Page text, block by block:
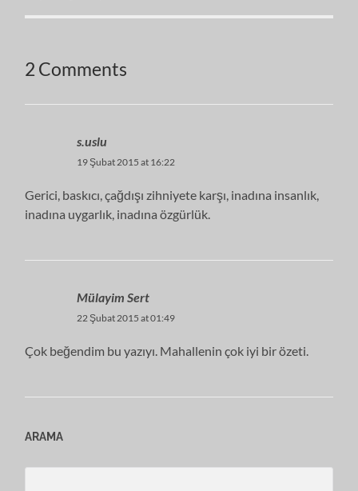
2 Comments
s.uslu
19 Şubat 2015 at 16:22
Gerici, baskıcı, çağdışı zihniyete karşı, inadına insanlık,
inadına uygarlık, inadına özgürlük.
Mülayim Sert
22 Şubat 2015 at 01:49
Çok beğendim bu yazıyı. Mahallenin çok iyi bir özeti.
ARAMA